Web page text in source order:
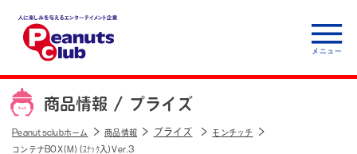
人に楽しみを与えるエ
ンターテイメント企
業 Peanuts club
商品情報 / プライズ
Peanutsclubホーム 商品情報 プライズ モンチッチ
コンテナBOX(M)(ｽﾅｯｸ入)Ver.3